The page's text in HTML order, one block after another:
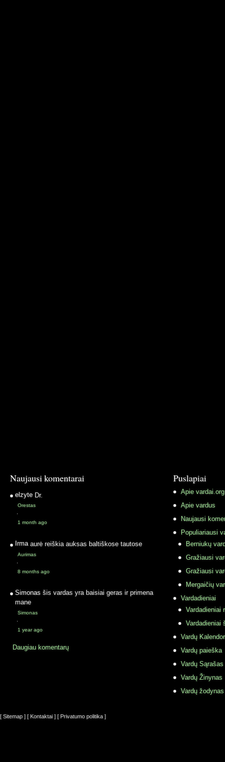
Naujausi komentarai
elzyte Dr.
Orestas
·
1 month ago
Irma aurė reiškia auksas baltiškose tautose
Aurimas
·
8 months ago
Simonas šis vardas yra baisiai geras ir primena
mane
Simonas
·
1 year ago
Daugiau komentarų
Puslapiai
Apie vardai.org
Apie vardus
Naujausi
Populiariausi
Berniukų
Gražiausi
Gražiausi
Mergaičių
Vardadieniai
Vardadieniai
Vardadieniai
Vardų
Vardų paieška
Vardų Sąrašas
Vardų Žinynas
Vardų
[ Sitemap ] [ Kontaktai ] [ Privatumo politika ]